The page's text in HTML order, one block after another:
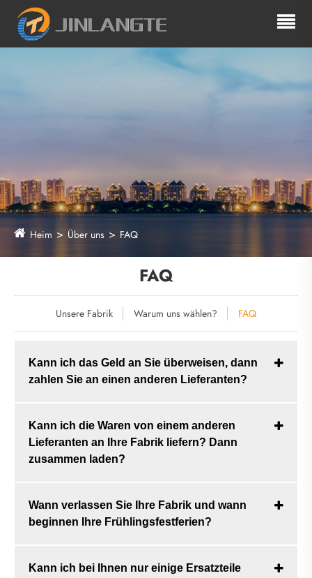
Heim Über uns FAQ
FAQ
Unsere Fabrik Warum uns wählen? FAQ
Kann ich das Geld an Sie überweisen, dann
zahlen Sie an einen anderen Lieferanten?
Kann ich die Waren von einem anderen
Lieferanten an Ihre Fabrik liefern? Dann
zusammen laden?
Wann verlassen Sie Ihre Fabrik und wann
beginnen Ihre Frühlingsfestferien?
Kann ich bei Ihnen nur einige Ersatzteile